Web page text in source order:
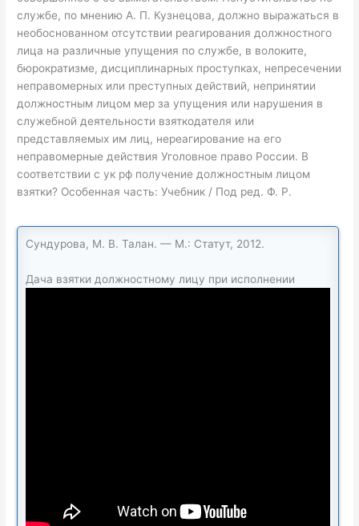
службе, по мнению А. П. Кузнецова, должно выражаться в
необоснованном отсутствии реагирования должностного
лица на различные упущения по службе, в волоките,
бюрократизме, дисциплинарных проступках, непресечении
неправомерных или преступных действий, непринятии
должностным лицом мер за упущения или нарушения в
служебной деятельности взяткодателя или
представляемых им лиц, нереагирование на его
неправомерные действия Уголовное право России. В
соответствии с ук рф получение должностным лицом
взятки? Особенная часть: Учебник / Под ред. Ф. Р.
Сундурова, М. В. Талан. — М.: Статут, 2012.
Дача взятки должностному лицу при исполнении